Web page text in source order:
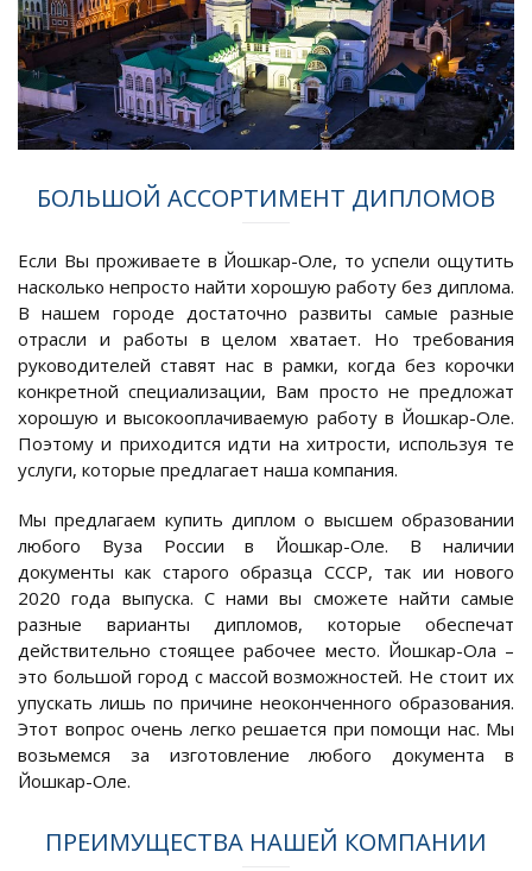
БОЛЬШОЙ АССОРТИМЕНТ ДИПЛОМОВ
Если Вы проживаете в Йошкар-Оле, то успели ощутить
насколько непросто найти хорошую работу без диплома.
В нашем городе достаточно развиты самые разные
отрасли и работы в целом хватает. Но требования
руководителей ставят нас в рамки, когда без корочки
конкретной специализации, Вам просто не предложат
хорошую и высокооплачиваемую работу в Йошкар-Оле.
Поэтому и приходится идти на хитрости, используя те
услуги, которые предлагает наша компания.
Мы предлагаем купить диплом о высшем образовании
любого Вуза России в Йошкар-Оле. В наличии
документы как старого образца СССР, так ии нового
2020 года выпуска. С нами вы сможете найти самые
разные варианты дипломов, которые обеспечат
действительно стоящее рабочее место. Йошкар-Ола –
это большой город с массой возможностей. Не стоит их
упускать лишь по причине неоконченного образования.
Этот вопрос очень легко решается при помощи нас. Мы
возьмемся за изготовление любого документа в
Йошкар-Оле.
ПРЕИМУЩЕСТВА НАШЕЙ КОМПАНИИ